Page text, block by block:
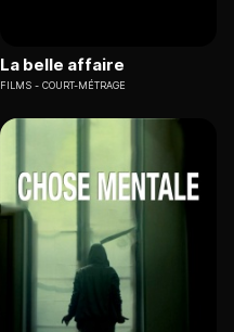
La belle affaire
FILMS COURT-MÉTRAGE